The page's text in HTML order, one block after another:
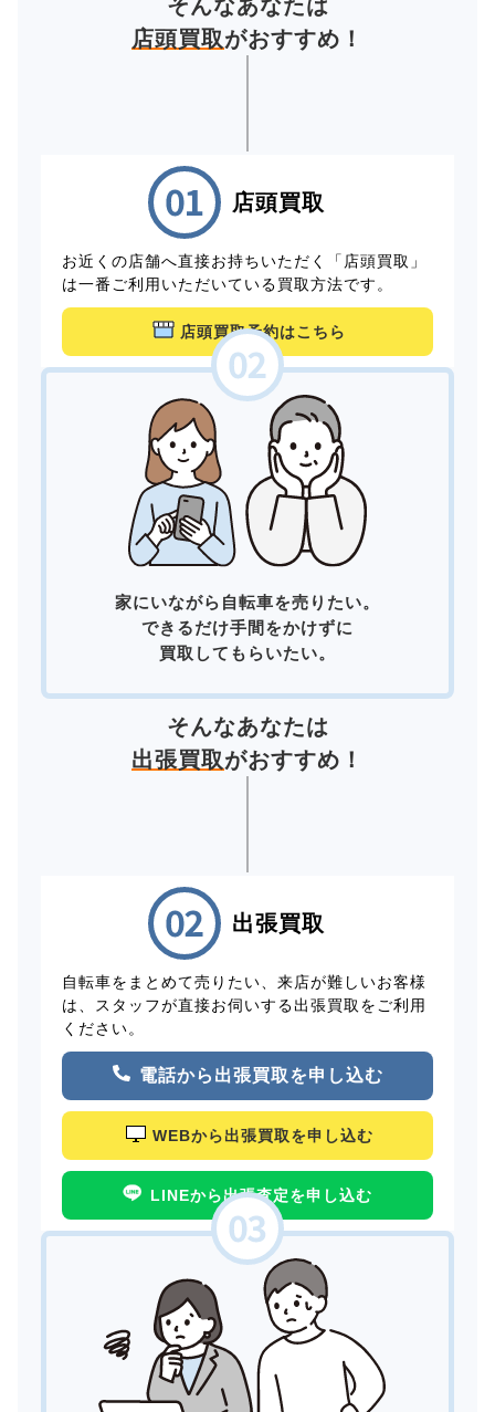
そんなあなたは
店頭買取がおすすめ！
店頭買取
お近くの店舗へ直接お持ちいただく「店頭買取」
は一番ご利用いただいている買取方法です。
店頭買取予約はこちら
家にいながら自転車を売りたい。
できるだけ手間をかけずに
買取してもらいたい。
そんなあなたは
出張買取がおすすめ！
出張買取
自転車をまとめて売りたい、来店が難しいお客様
は、スタッフが直接お伺いする出張買取をご利用
ください。
電話から出張買取を申し込む
WEBから出張買取を申し込む
LINEから出張査定を申し込む